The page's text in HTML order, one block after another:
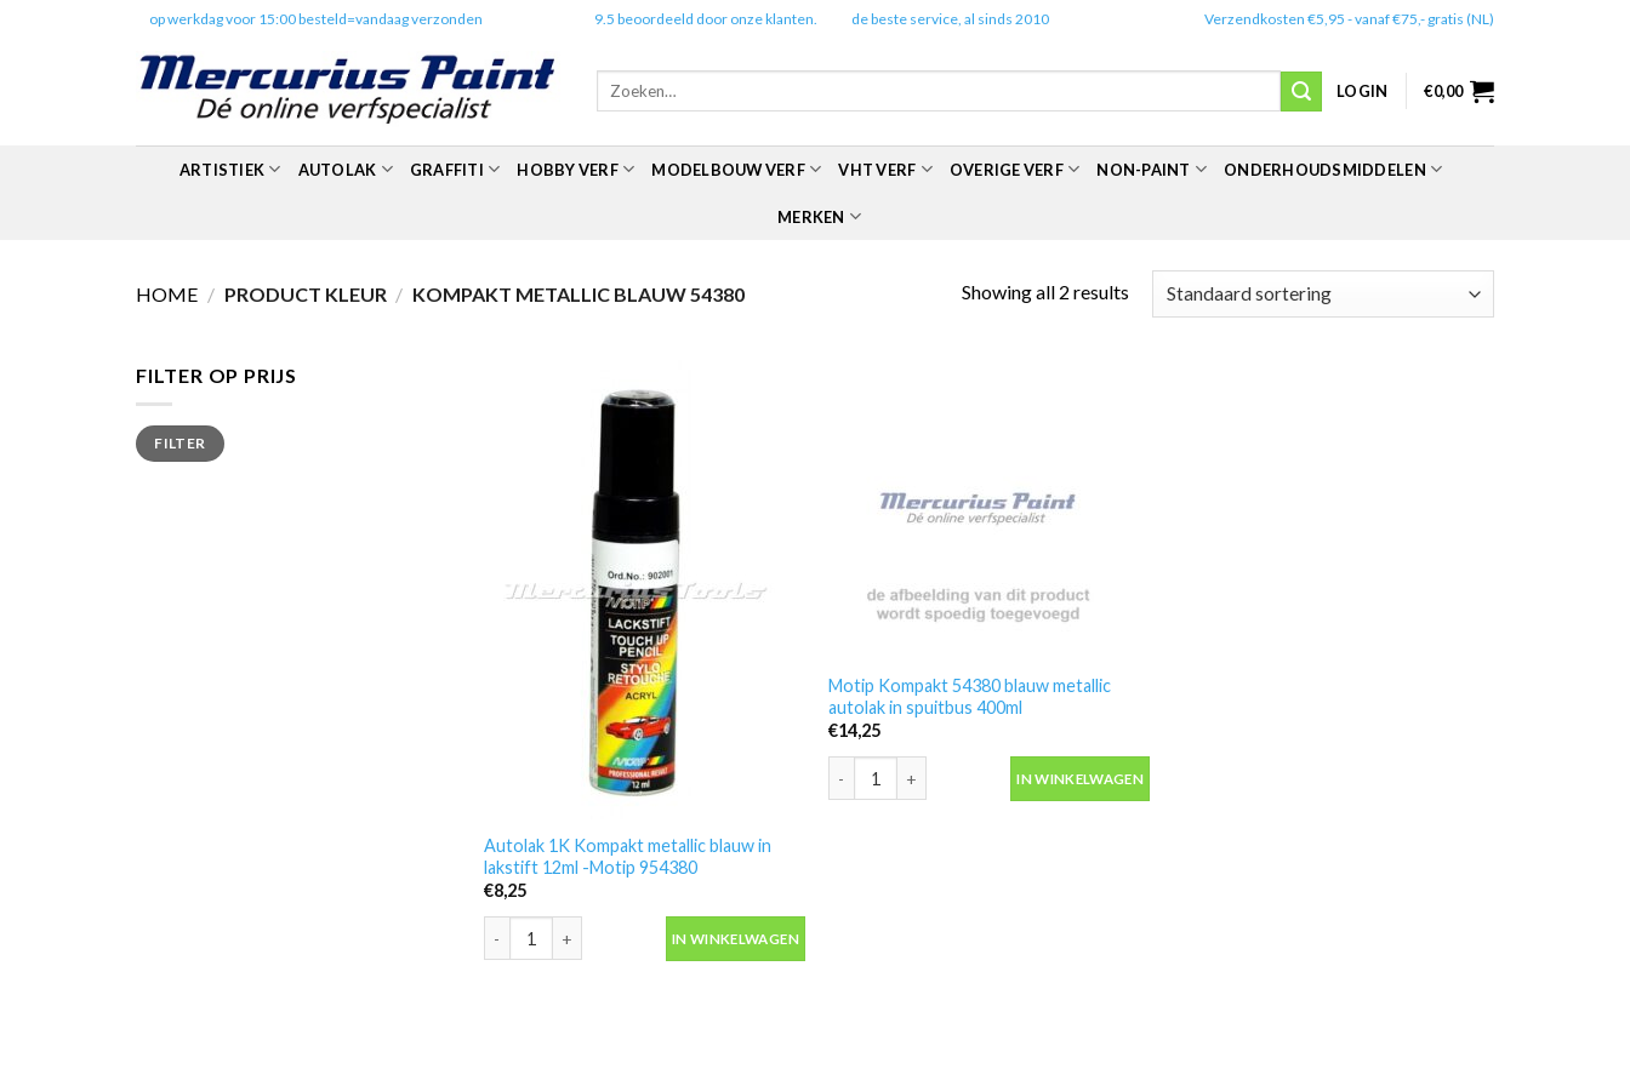
op werkdag voor 15:00 besteld=vandaag verzonden 9.5 beoordeeld door onze klanten. de beste service, al sinds 2010 Verzendkosten €5,95 - vanaf €75,- gratis (NL)
Zoeken
LOGIN €0,00
ARTISTIEK AUTOLAK GRAFFITI HOBBY VERF MODELBOUW VERF VHT VERF OVERIGE VERF NON-PAINT ONDERHOUDSMIDDELEN
MERKEN
HOME / PRODUCT KLEUR / KOMPAKT METALLIC BLAUW 54380 Showing all 2 results
FILTER OP PRIJS
Min.
prijs
Max.
prijsFILTER
Autolak 1K Kompakt metallic blauw in
lakstift 12ml -Motip 954380
€8,25
Autolak 1K Kompakt metallic blauw in lakstift 12ml -Motip 954380 aantal
IN WINKELWAGEN
Motip Kompakt 54380 blauw metallic
autolak in spuitbus 400ml
€14,25
Motip Kompakt 54380 blauw metallic autolak in spuitbus 400ml aantal
IN WINKELWAGEN